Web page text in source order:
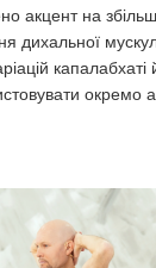
акцент на
дихальної
окремо